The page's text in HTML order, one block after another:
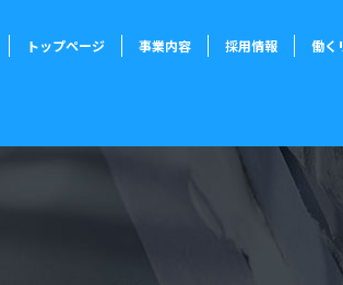
トップページ 事業内容 採用情報 働く